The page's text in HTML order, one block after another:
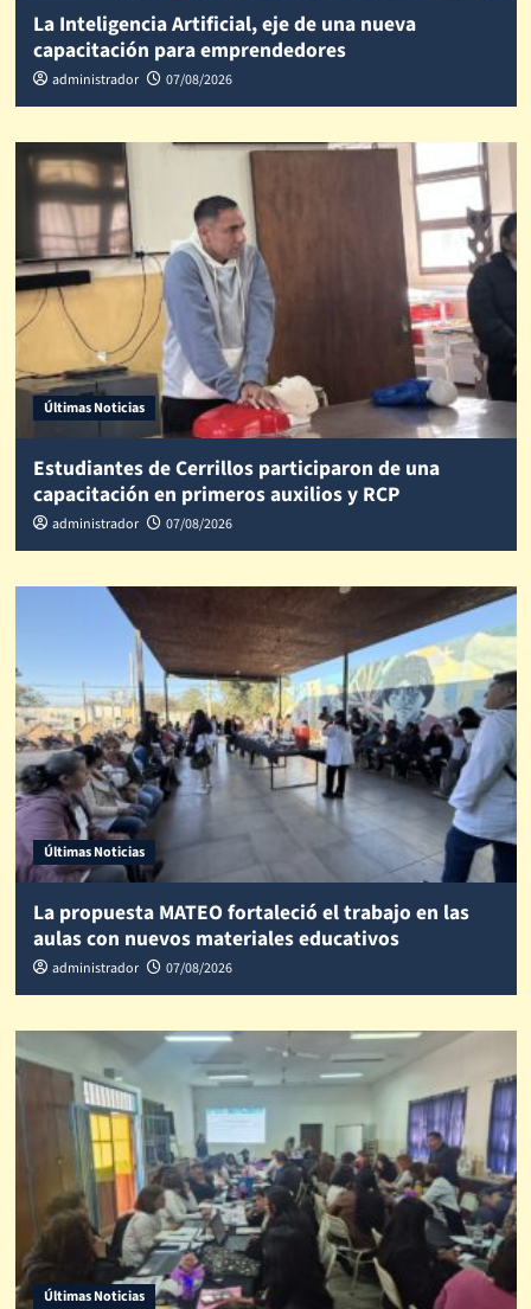
La Inteligencia Artificial, eje de una nueva
capacitación para emprendedores
administrador 07/08/2026
Últimas Noticias
Estudiantes de Cerrillos participaron de una
capacitación en primeros auxilios y RCP
administrador 07/08/2026
Últimas Noticias
La propuesta MATEO fortaleció el trabajo en las
aulas con nuevos materiales educativos
administrador 07/08/2026
Últimas Noticias